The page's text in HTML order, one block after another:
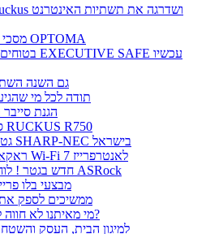
מסכי מגע אינטראקטיביים של OPTOMA
גם השנה
תודה לכל מי
הגנת
סקירת וידאו אקסס פוינט RUCKUS R750
גטר החלה לשווק את מוצרי SHARP-NEC בישראל
ראקאס מובילה את טכנולוגיית Wi-Fi 7 לאנטרפרייז
חדש בגטר ! לוחות אם למחשבים ממותג ASRock
מבצעי בלו
ממשיכים לספק
מי מאיתנו לא חווה לחץ או חרדה עקב המצב?
מצלמות אבטחה Dahua למיגון הבית, העסק והשטח